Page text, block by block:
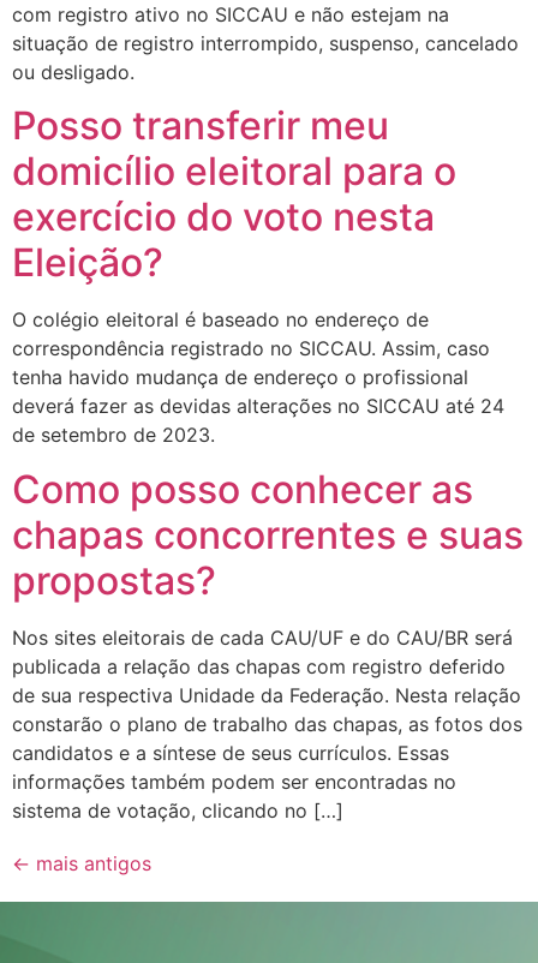
com registro ativo no SICCAU e não estejam na
situação de registro interrompido, suspenso, cancelado
ou desligado.
Posso transferir meu
domicílio eleitoral para o
exercício do voto nesta
Eleição?
O colégio eleitoral é baseado no endereço de
correspondência registrado no SICCAU. Assim, caso
tenha havido mudança de endereço o profissional
deverá fazer as devidas alterações no SICCAU até 24
de setembro de 2023.
Como posso conhecer as
chapas concorrentes e suas
propostas?
Nos sites eleitorais de cada CAU/UF e do CAU/BR será
publicada a relação das chapas com registro deferido
de sua respectiva Unidade da Federação. Nesta relação
constarão o plano de trabalho das chapas, as fotos dos
candidatos e a síntese de seus currículos. Essas
informações também podem ser encontradas no
sistema de votação, clicando no […]
← mais antigos